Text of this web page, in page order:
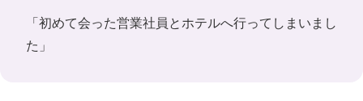
「初めて会った営業社員とホテルへ行ってしまいまし
た」